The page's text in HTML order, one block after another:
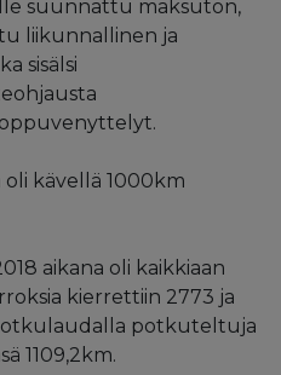
suunnattu maksuton,
liikunnallinen ja
sisälsi
oli kävellä 1000km
aikana oli kaikkiaan
kierrettiin 2773 ja
potkuteltuja
1109,2km.